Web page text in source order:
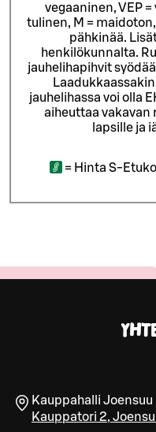
vegaaninen, VEP
tulinen, M =
pähkinää.
henkilökunnalta.
jauhelihapihvit
jauhelihassa voi olla
aiheuttaa vakavan
lapsille ja
= Hinta S-
Kauppahalli Joensuu
Kauppatori 2,